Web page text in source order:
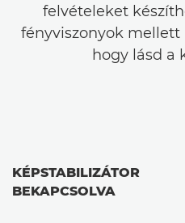
felvételeket
fényviszonyok mellett
hogy lásd a
KÉPSTABILIZÁTOR
BEKAPCSOLVA